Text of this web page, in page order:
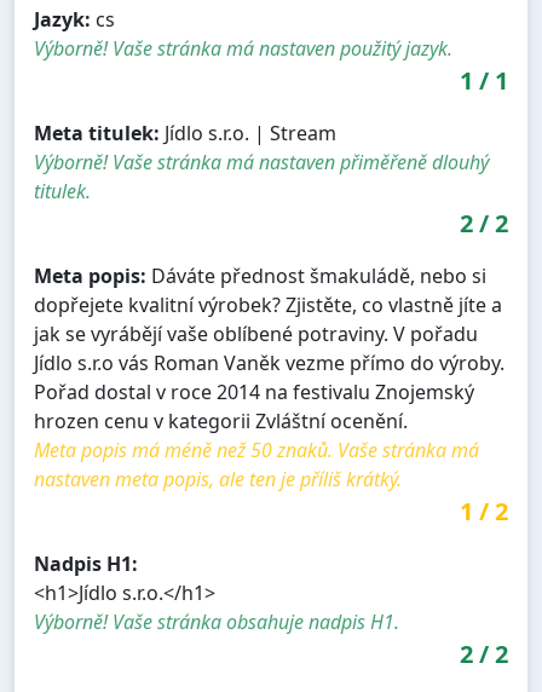
Jazyk: cs
Výborně! Vaše stránka má nastaven použitý jazyk.
1 / 1
Meta titulek: Jídlo s.r.o. | Stream
Výborně! Vaše stránka má nastaven přiměřeně dlouhý
titulek.
2/2
Meta popis: Dáváte přednost šmakuládě, nebo si
dopřejete kvalitní výrobek? Zjistěte, co vlastně jíte a
jak se vyrábějí vaše oblíbené potraviny. V pořadu
Jídlo s.r.o vás Roman Vaněk vezme přímo do výroby.
Pořad dostal v roce 2014 na festivalu Znojemský
hrozen cenu v kategorii Zvláštní ocenění.
Meta popis má méně než 50 znaků. Vaše stránka má
nastaven meta popis, ale ten je příliš krátký.
1 /2
Nadpis H1:
<h1>Jídlo s.r.o.</h1>
Výborně! Vaše stránka obsahuje nadpis H1.
2/2